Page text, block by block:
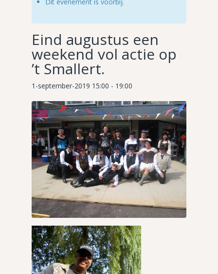
Eind augustus een
weekend vol actie op
’t Smallert.
1-september-2019 15:00 - 19:00